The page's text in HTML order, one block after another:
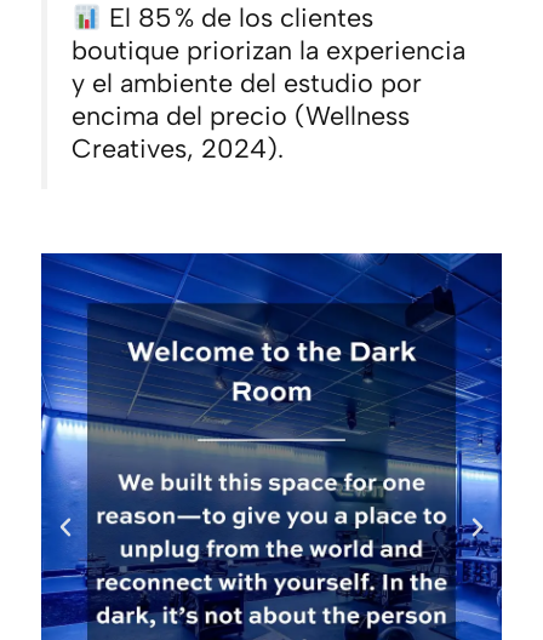
El 85 % de los clientes
boutique priorizan la experiencia
y el ambiente del estudio por
encima del precio (Wellness
Creatives, 2024).